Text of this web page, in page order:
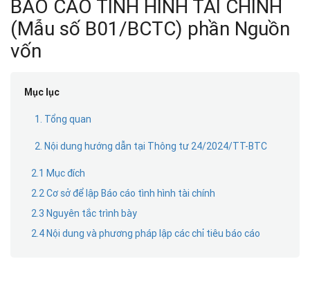
BÁO CÁO TÌNH HÌNH TÀI CHÍNH
(Mẫu số B01/BCTC) phần Nguồn
vốn
Mục lục
1. Tổng quan
2. Nội dung hướng dẫn tại Thông tư 24/2024/TT-BTC
2.1 Mục đích
2.2 Cơ sở để lập Báo cáo tình hình tài chính
2.3 Nguyên tắc trình bày
2.4 Nội dung và phương pháp lập các chỉ tiêu báo cáo